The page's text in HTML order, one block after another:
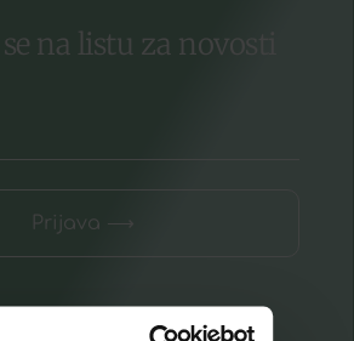
na listu za novosti
Prijava ⟶